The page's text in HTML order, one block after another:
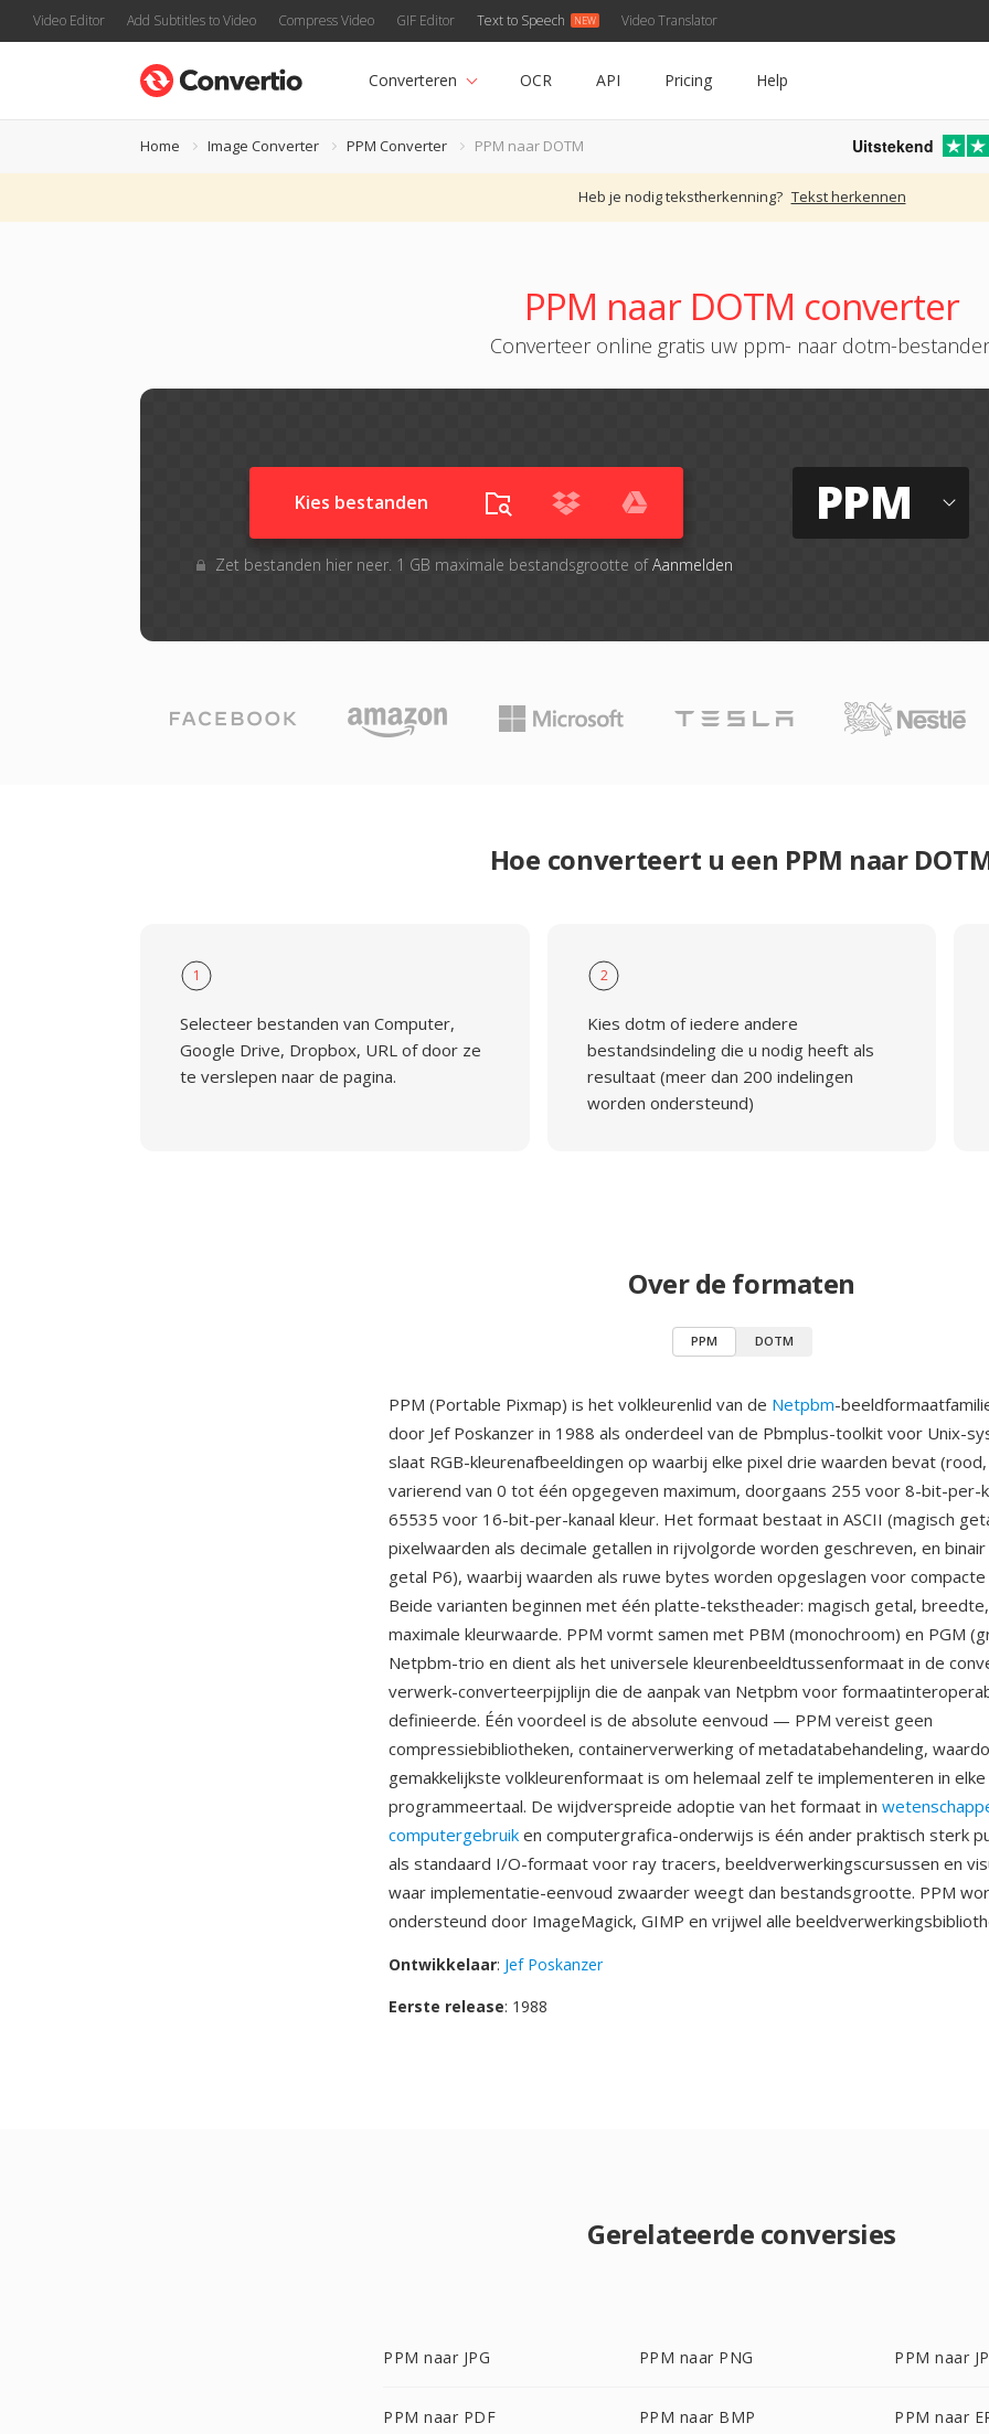
Video Editor Add Subtitles to Video Compress Video GIF Editor Text to Speech Video Translator
Converteren OCR API Pricing Help
Home Image Converter PPM Converter PPM naar DOTM Uitstekend
Heb je nodig tekstherkenning? Tekst herkennen
PPM naar DOTM converter
Converteer online gratis uw ppm- naar dotm-
Kies bestanden
Zet bestanden hier neer. 1 GB maximale bestandsgrootte ofAanmelden
PPM
Hoe converteert u een PPM naar
1
Selecteer bestanden van Computer,
Google Drive, Dropbox, URL of door ze
te verslepen naar de pagina.
2
Kies dotm of iedere andere
bestandsindeling die u nodig heeft als
resultaat (meer dan 200 indelingen
worden ondersteund)
Over de formaten
PPM DOTM
PPM (Portable Pixmap) is het volkleurenlid van de Netpbm-
door Jef Poskanzer in 1988 als onderdeel van de Pbmplus-toolkit voor Unix-
slaat RGB-kleurenafbeeldingen op waarbij elke pixel drie waarden bevat
varierend van 0 tot één opgegeven maximum, doorgaans 255 voor 8-bit-per-
65535 voor 16-bit-per-kanaal kleur. Het formaat bestaat in ASCII (magisch
pixelwaarden als decimale getallen in rijvolgorde worden geschreven, en binair
getal P6), waarbij waarden als ruwe bytes worden opgeslagen voor
Beide varianten beginnen met één platte-tekstheader: magisch getal,
maximale kleurwaarde. PPM vormt samen met PBM (monochroom) en PGM
Netpbm-trio en dient als het universele kleurenbeeldtussenformaat in de
verwerk-converteerpijplijn die de aanpak van Netpbm voor
definieerde. Één voordeel is de absolute eenvoud — PPM vereist geen
compressiebibliotheken, containerverwerking of metadatabehandeling,
gemakkelijkste volkleurenformaat is om helemaal zelf te implementeren in elke
programmeertaal. De wijdverspreide adoptie van het formaat in
computergebruik en computergrafica-onderwijs is één ander praktisch sterk
als standaard I/O-formaat voor ray tracers, beeldverwerkingscursussen en
waar implementatie-eenvoud zwaarder weegt dan bestandsgrootte. PPM
ondersteund door ImageMagick, GIMP en vrijwel alle
Ontwikkelaar: Jef Poskanzer
Eerste release: 1988
Gerelateerde conversies
PPM naar JPG PPM naar PNG PPM naar
PPM naar PDF PPM naar BMP PPM naar